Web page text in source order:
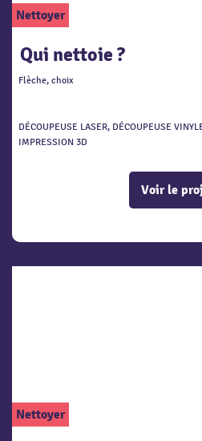
Nettoyer
Qui nettoie ?
Flèche, choix
DÉCOUPEUSE LASER, DÉCOUPEUSE
IMPRESSION 3D
Voir le
Nettoyer